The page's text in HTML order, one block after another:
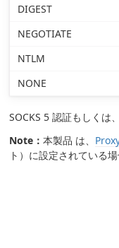
DIGEST
NEGOTIATE
NTLM
NONE
SOCKS 5 認証もしくは
Note： 本製品 は、
ト）に設定されている